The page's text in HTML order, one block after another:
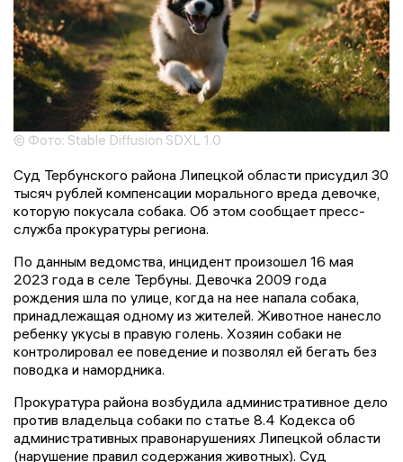
© Фото: Stable Diffusion SDXL 1.0
Суд Тербунского района Липецкой области присудил 30
тысяч рублей компенсации морального вреда девочке,
которую покусала собака. Об этом сообщает пресс-
служба прокуратуры региона.
По данным ведомства, инцидент произошел 16 мая
2023 года в селе Тербуны. Девочка 2009 года
рождения шла по улице, когда на нее напала собака,
принадлежащая одному из жителей. Животное нанесло
ребенку укусы в правую голень. Хозяин собаки не
контролировал ее поведение и позволял ей бегать без
поводка и намордника.
Прокуратура района возбудила административное дело
против владельца собаки по статье 8.4 Кодекса об
административных правонарушениях Липецкой области
(нарушение правил содержания животных). Суд